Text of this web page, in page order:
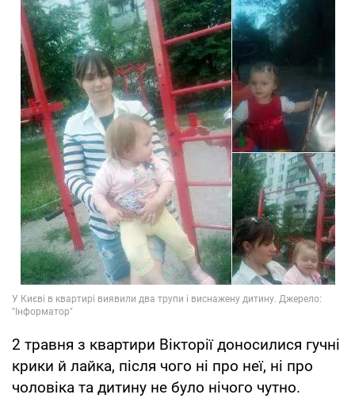
2 травня з квартири Вікторії доносилися гучні
крики й лайка, після чого ні про неї, ні про
чоловіка та дитину не було нічого чутно.